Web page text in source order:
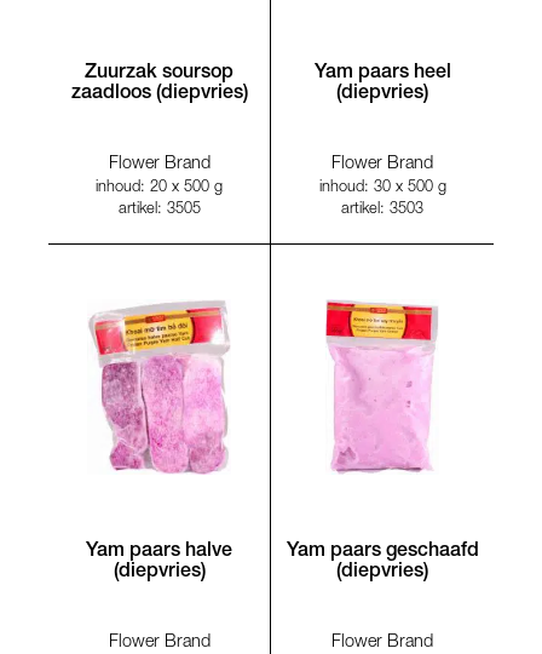
Zuurzak soursop
zaadloos (diepvries)
Flower Brand
inhoud: 20 x 500 g
artikel: 3505
Yam paars heel
(diepvries)
Flower Brand
inhoud: 30 x 500 g
artikel: 3503
Yam paars halve
(diepvries)
Flower Brand
Yam paars geschaafd
(diepvries)
Flower Brand